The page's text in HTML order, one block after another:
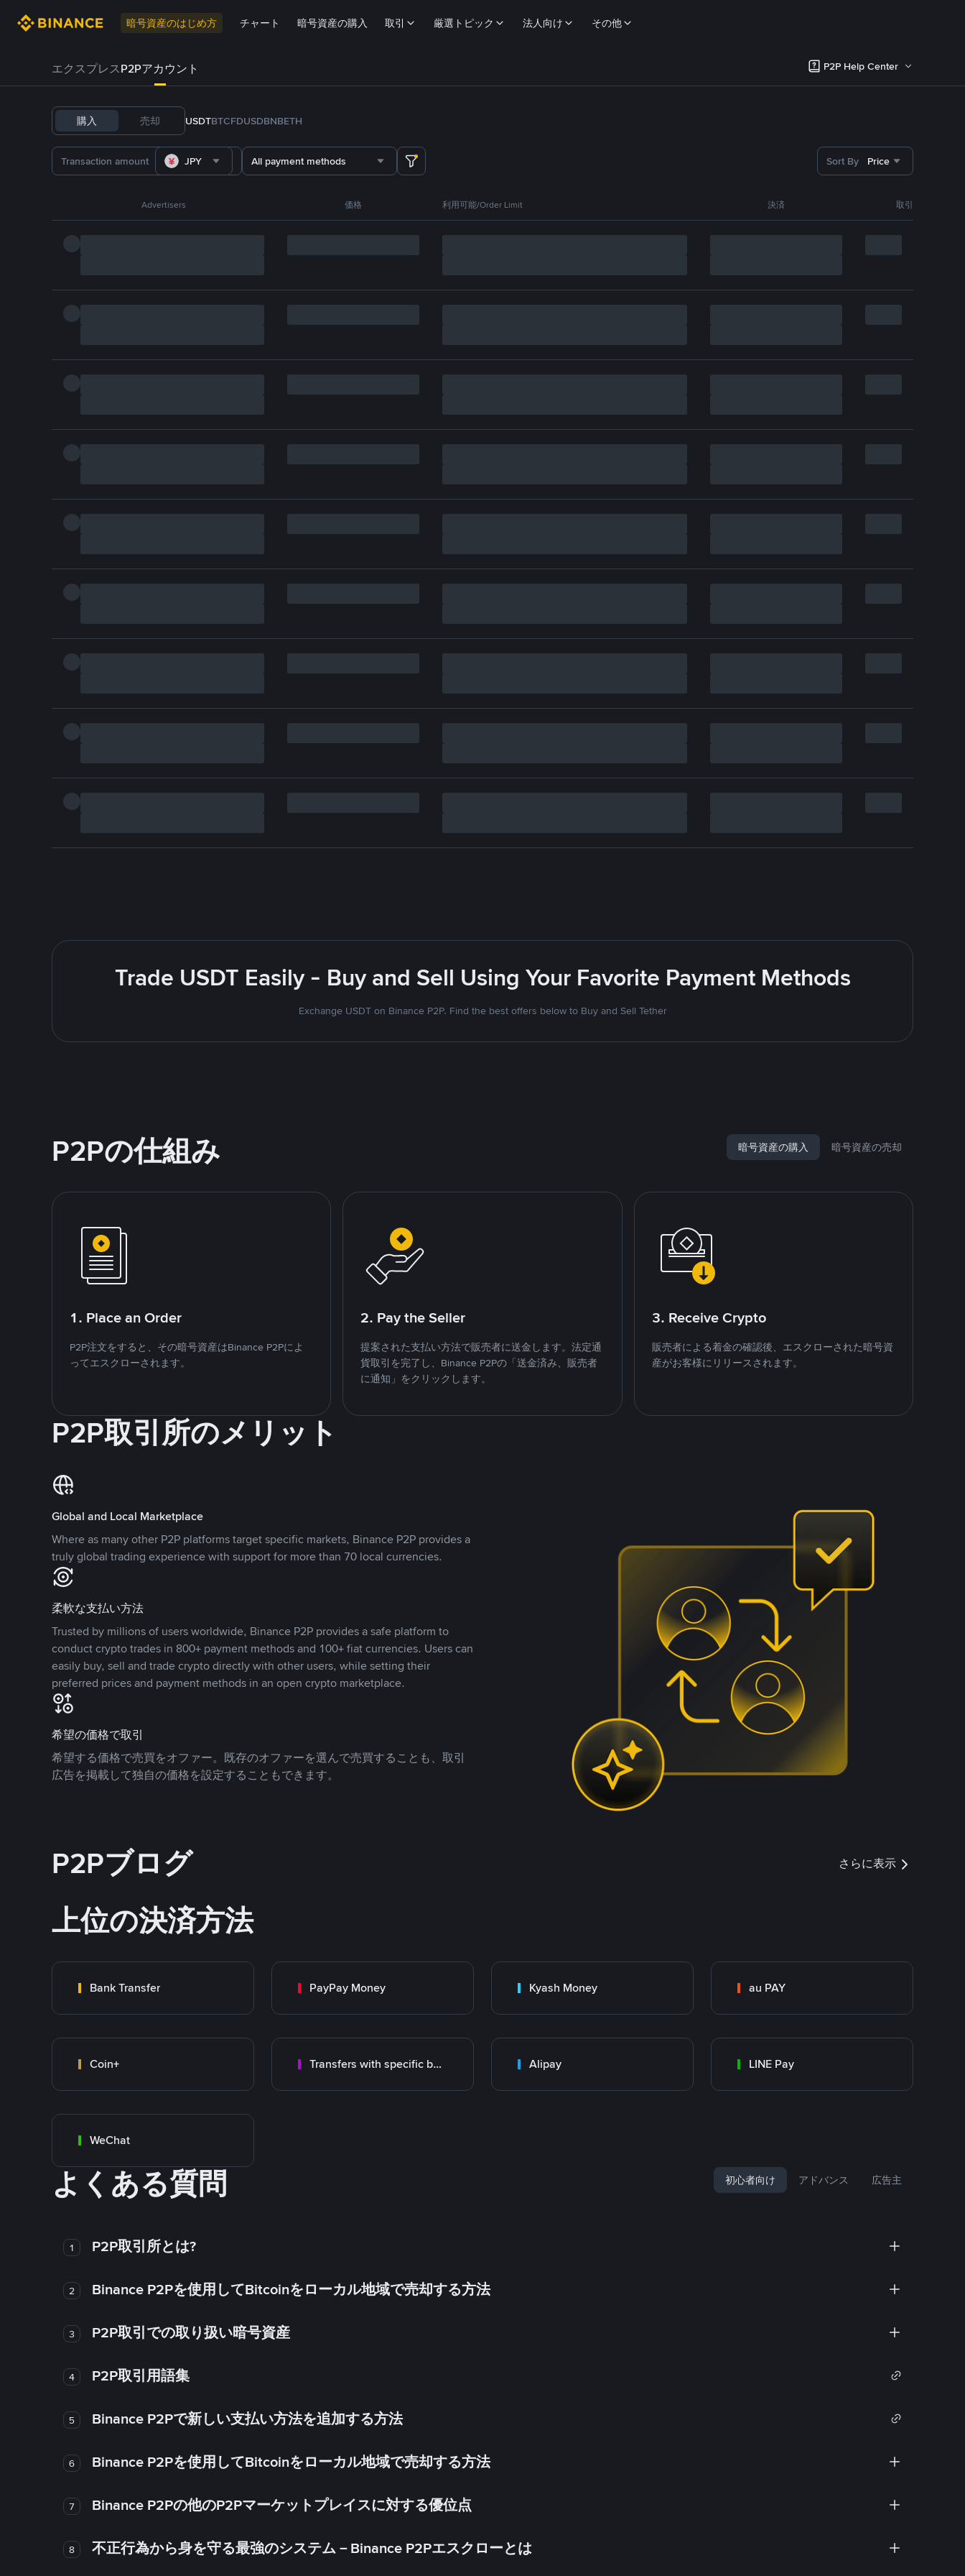
暗号資産のはじめ方 チャート 暗号資産の購入 取引 厳選トピック 法人向け その他
エクスプレスP2Pアカウント P2P Help Center
購入 売却 USDTBTCFDUSDBNBETH
JPY All payment methods Sort By Price
Advertisers 価格 利用可能/Order Limit 決済 取引
Trade USDT Easily - Buy and Sell Using Your Favorite Payment Methods
Exchange USDT on Binance P2P. Find the best offers below to Buy and Sell Tether
P2Pの仕組み 暗号資産の購入 暗号資産の売却
1. Place an Order
P2P注文をすると、その暗号資産はBinance P2Pによ
ってエスクローされます。
2. Pay the Seller
提案された支払い方法で販売者に送金します。法定通
貨取引を完了し、Binance P2Pの「送金済み、販売者
に通知」をクリックします。
3. Receive Crypto
販売者による着金の確認後、エスクローされた暗号資
産がお客様にリリースされます。
P2P取引所のメリット
Global and Local Marketplace
Where as many other P2P platforms target specific markets, Binance P2P provides a
truly global trading experience with support for more than 70 local currencies.
柔軟な支払い方法
Trusted by millions of users worldwide, Binance P2P provides a safe platform to
conduct crypto trades in 800+ payment methods and 100+ fiat currencies. Users can
easily buy, sell and trade crypto directly with other users, while setting their
preferred prices and payment methods in an open crypto marketplace.
希望の価格で取引
希望する価格で売買をオファー。既存のオファーを選んで売買することも、取引
広告を掲載して独自の価格を設定することもできます。
P2Pブログ さらに表示
上位の決済方法
Bank Transfer PayPay Money Kyash Money au PAY
Coin+ Transfers with specific bank Alipay LINE Pay
WeChat
よくある質問 初心者向け アドバンス 広告主
1 P2P取引所とは?
2 Binance P2Pを使用してBitcoinをローカル地域で売却する方法
3 P2P取引での取り扱い暗号資産
4 P2P取引用語集
5 Binance P2Pで新しい支払い方法を追加する方法
6 Binance P2Pを使用してBitcoinをローカル地域で売却する方法
7 Binance P2Pの他のP2Pマーケットプレイスに対する優位点
8 不正行為から身を守る最強のシステム－Binance P2Pエスクローとは